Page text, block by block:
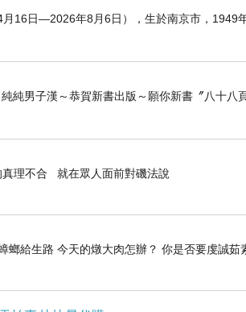
16日—2026年8月6日），生於南京市，1949
純男子漢～恭賀新書出版～願你新書〞八十
不合 就在眾人面前對磯法說
螂給生路 今天的燉大肉怎辦？ 你是否要虔誠茹